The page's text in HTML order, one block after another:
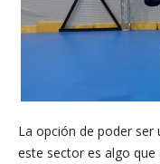
La opción de poder ser
este sector es algo